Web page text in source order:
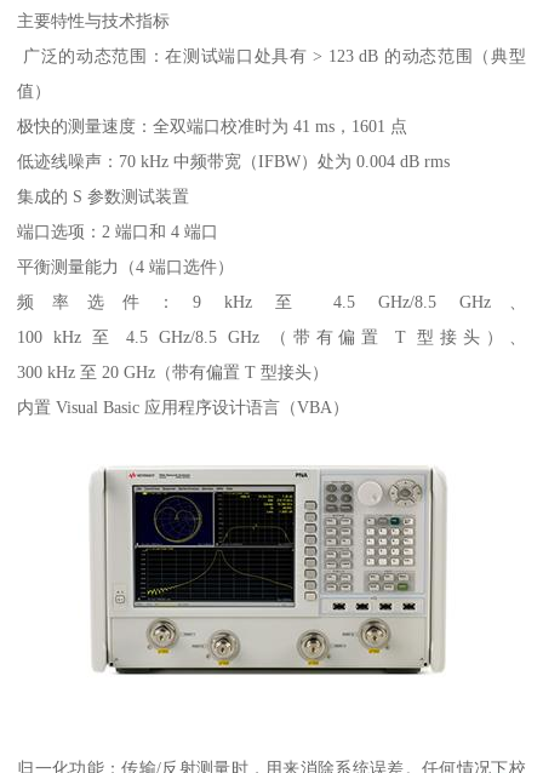
主要特性与技术指标
广泛的动态范围：在测试端口处具有 > 123 dB 的动态范围（典型
值）
极快的测量速度：全双端口校准时为 41 ms，1601 点
低迹线噪声：70 kHz 中频带宽（IFBW）处为 0.004 dB rms
集成的 S 参数测试装置
端口选项：2 端口和 4 端口
平衡测量能力（4 端口选件）
频率选件：9 kHz 至 4.5 GHz/8.5 GHz、
100 kHz 至 4.5 GHz/8.5 GHz （带有偏置 T 型接头）、
300 kHz 至 20 GHz（带有偏置 T 型接头）
内置 Visual Basic 应用程序设计语言（VBA）
归一化功能：传输/反射测量时，用来消除系统误差。任何情况下校